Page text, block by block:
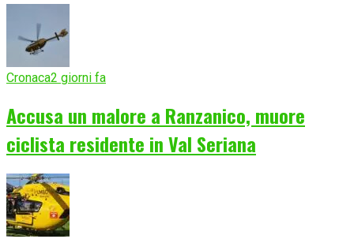
Cronaca2 giorni fa
Accusa un malore a Ranzanico, muore
ciclista residente in Val Seriana